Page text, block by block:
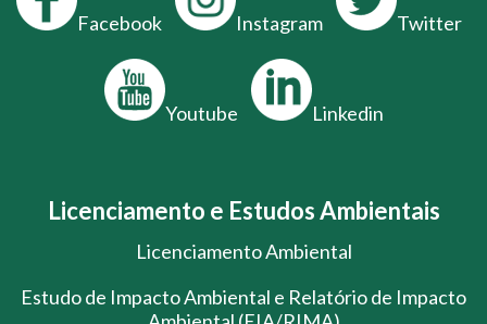
Facebook Instagram Twitter
Youtube Linkedin
Licenciamento e Estudos Ambientais
Licenciamento Ambiental
Estudo de Impacto Ambiental e Relatório de Impacto